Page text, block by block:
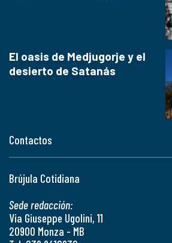
Contactos
Brújula Cotidiana
Sede redacción:
Via Giuseppe Ugolini, 11
20900 Monza - MB
El oasis de Medjugorje y el
desierto de Satanás